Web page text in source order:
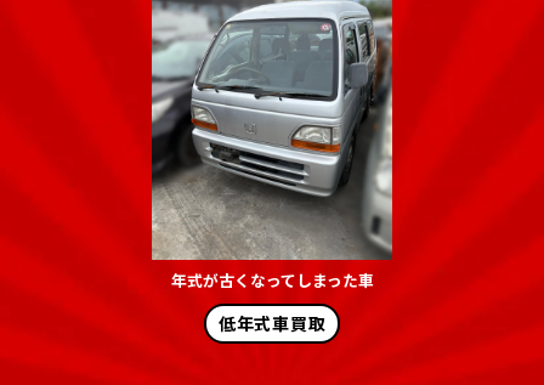
年式が古くなってしまった車
低年式車買取